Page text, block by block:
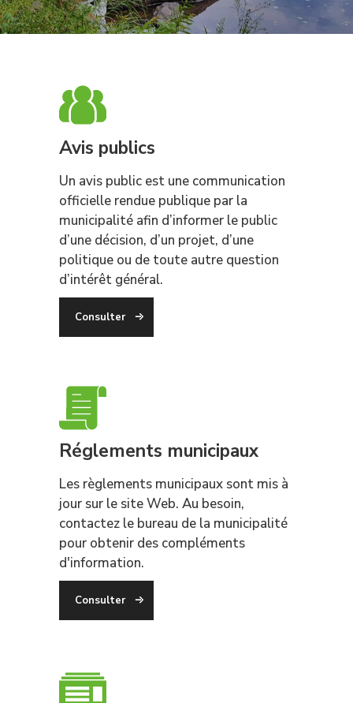
Avis publics
Un avis public est une communication
officielle rendue publique par la
municipalité afin d’informer le public
d’une décision, d’un projet, d’une
politique ou de toute autre question
d’intérêt général.
Consulter
Réglements municipaux
Les règlements municipaux sont mis à
jour sur le site Web. Au besoin,
contactez le bureau de la municipalité
pour obtenir des compléments
d'information.
Consulter